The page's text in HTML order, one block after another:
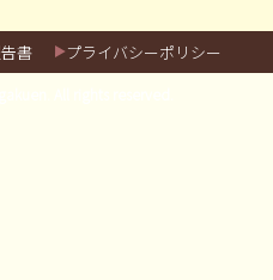
書 プライバシーポリシー